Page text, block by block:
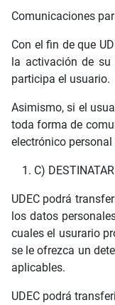
Comunicaciones
Con el fin de que
la activación de su
participa el usuario.
Asimismo, si el
toda forma de
electrónico
C)
UDEC podrá
los datos
cuales el usurario
se le ofrezca un
aplicables.
UDEC podrá